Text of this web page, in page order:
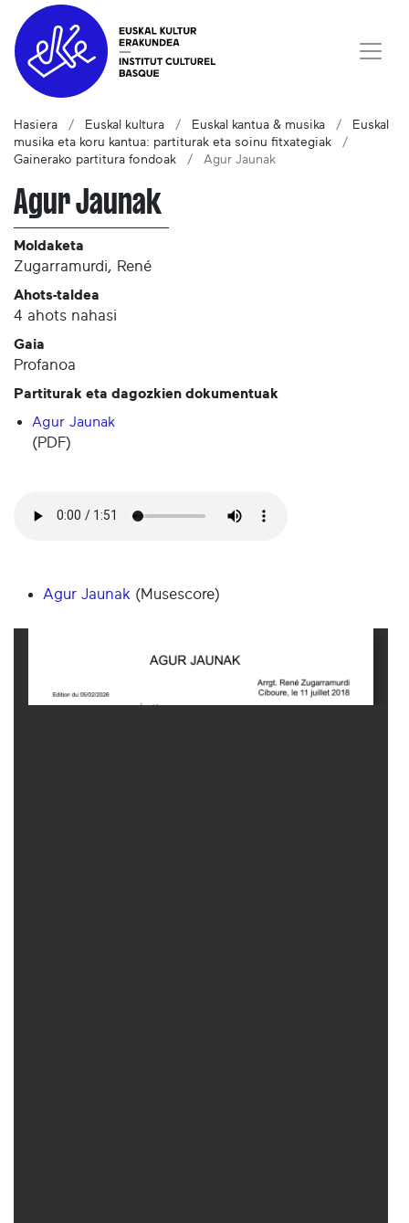
Hasiera Euskal kultura Euskal kantua & musika
Euskal
musika eta koru kantua: partiturak eta soinu fitxategiak
Gainerako partitura fondoak
Agur Jaunak
Agur Jaunak
Moldaketa
Zugarramurdi, René
Ahots-taldea
4 ahots nahasi
Gaia
Profanoa
Partiturak eta dagozkien dokumentuak
Agur Jaunak
(PDF)
Agur Jaunak (Musescore)